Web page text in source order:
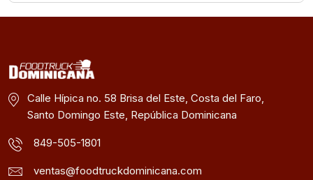
Calle Hípica no. 58 Brisa del Este, Costa del Faro,
Santo Domingo Este, República Dominicana
849-505-1801
ventas@foodtruckdominicana.com